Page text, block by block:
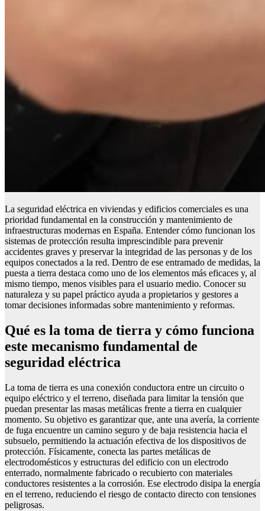
La seguridad eléctrica en viviendas y edificios comerciales es una
prioridad fundamental en la construcción y mantenimiento de
infraestructuras modernas en España. Entender cómo funcionan los
sistemas de protección resulta imprescindible para prevenir
accidentes graves y preservar la integridad de las personas y de los
equipos conectados a la red. Dentro de ese entramado de medidas, la
puesta a tierra destaca como uno de los elementos más eficaces y, al
mismo tiempo, menos visibles para el usuario medio. Conocer su
naturaleza y su papel práctico ayuda a propietarios y gestores a
tomar decisiones informadas sobre mantenimiento y reformas.
Qué es la toma de tierra y cómo funciona
este mecanismo fundamental de
seguridad eléctrica
La toma de tierra es una conexión conductora entre un circuito o
equipo eléctrico y el terreno, diseñada para limitar la tensión que
puedan presentar las masas metálicas frente a tierra en cualquier
momento. Su objetivo es garantizar que, ante una avería, la corriente
de fuga encuentre un camino seguro y de baja resistencia hacia el
subsuelo, permitiendo la actuación efectiva de los dispositivos de
protección. Físicamente, conecta las partes metálicas de
electrodomésticos y estructuras del edificio con un electrodo
enterrado, normalmente fabricado o recubierto con materiales
conductores resistentes a la corrosión. Ese electrodo disipa la energía
en el terreno, reduciendo el riesgo de contacto directo con tensiones
peligrosas.